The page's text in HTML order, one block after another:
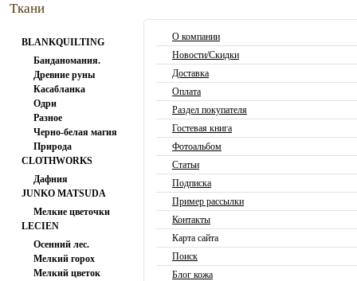
Ткани
BLANKQUILTING
Банданомания.
Древние руны
Касабланка
Одри
Разное
Черно-белая магия
Природа
CLOTHWORKS
Дафния
JUNKO MATSUDA
Мелкие цветочки
LECIEN
Осенний лес.
Мелкий горох
Мелкий цветок
О компании
Новости/Скидки
Доставка
Оплата
Раздел покупателя
Гостевая книга
Фотоальбом
Статьи
Подписка
Пример рассылки
Контакты
Карта сайта
Поиск
Блог кожа